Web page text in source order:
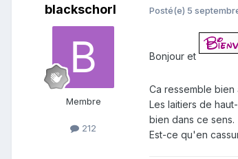
blackschorl
Membre
212
Posté(e) 5
Bonjour et
Ca ressemble
Les laitiers de
bien dans ce sens.
Est-ce qu'en